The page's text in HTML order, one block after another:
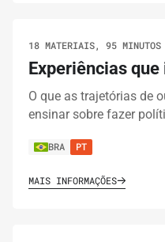
18 MATERIAIS, 95 MINUTOS
Experiências
O que as trajetórias de
ensinar sobre fazer
BRA PT
MAIS INFORMAÇÕES